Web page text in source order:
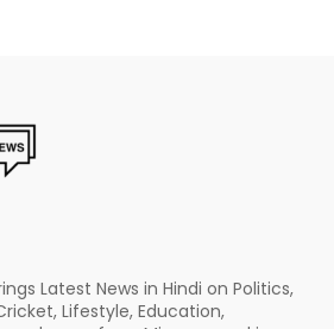
Latest News in Hindi on Politics,
Lifestyle, Education,